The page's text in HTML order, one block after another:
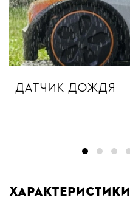
ДАТЧИК ДОЖДЯ
Характеристики